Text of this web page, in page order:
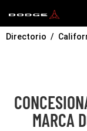
Directorio
MARCA